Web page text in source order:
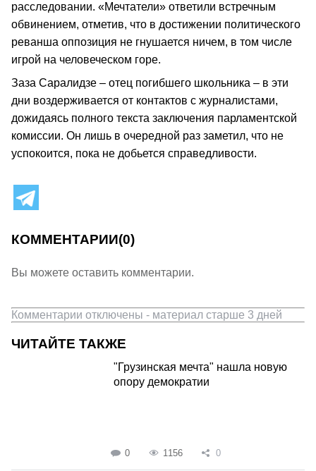
расследовании. «Мечтатели» ответили встречным
обвинением, отметив, что в достижении политического
реванша оппозиция не гнушается ничем, в том числе
игрой на человеческом горе.
Заза Саралидзе – отец погибшего школьника – в эти
дни воздерживается от контактов с журналистами,
дожидаясь полного текста заключения парламентской
комиссии. Он лишь в очередной раз заметил, что не
успокоится, пока не добьется справедливости.
КОММЕНТАРИИ(0)
Вы можете оставить комментарии.
Комментарии отключены - материал старше 3 дней
ЧИТАЙТЕ ТАКЖЕ
"Грузинская мечта" нашла новую
опору демократии
0 1156 0